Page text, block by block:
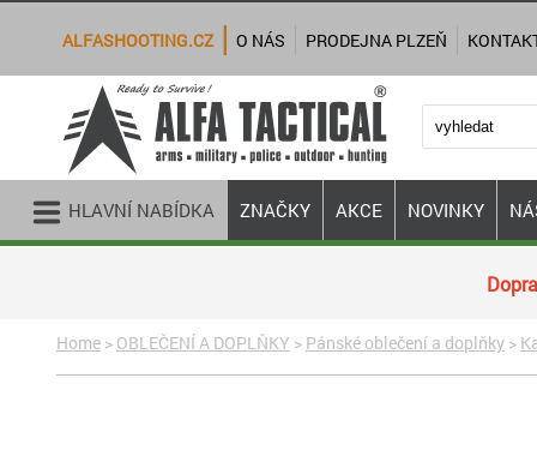
Home > OBLEČENÍ A DOPLŇKY > Pánské oblečení a doplňky >
HLAVNÍ NABÍDKA ZNAČKY AKCE NOVINKY
ALFASHOOTING.CZ O NÁS PRODEJNA PLZEŇ